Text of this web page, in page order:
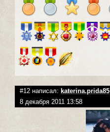
#12 написал: katerina.prida85
8 декабря 2011 13:58